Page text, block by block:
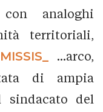
analoghi
territoriali,
...arco,
di ampia
sindacato del